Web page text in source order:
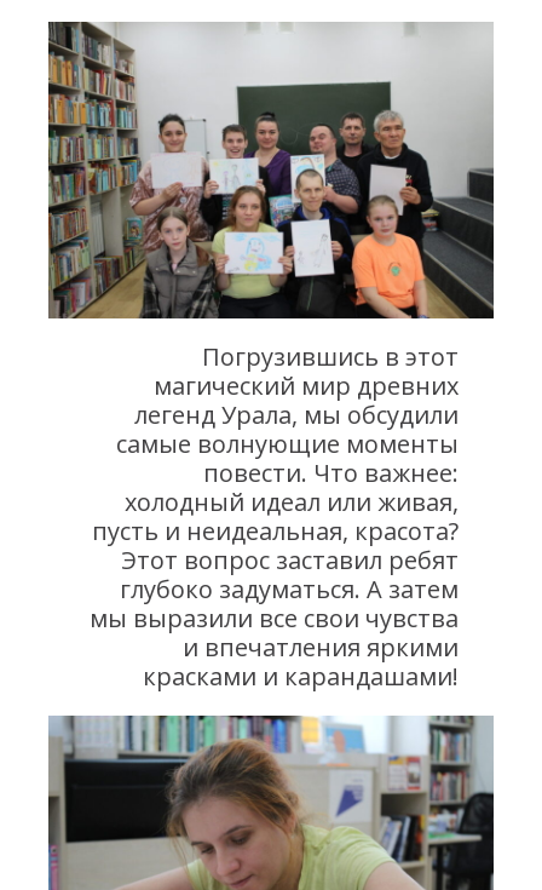
Погрузившись в этот
магический мир древних
легенд Урала, мы обсудили
самые волнующие моменты
повести. Что важнее:
холодный идеал или живая,
пусть и неидеальная, красота?
Этот вопрос заставил ребят
глубоко задуматься. А затем
мы выразили все свои чувства
и впечатления яркими
красками и карандашами!